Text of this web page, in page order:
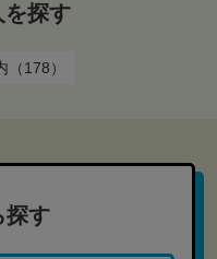
を探す
178）
探す